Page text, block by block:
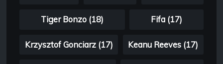
Tiger Bonzo (18) Fifa (17)
Krzysztof Gonciarz (17) Keanu Reeves (17)